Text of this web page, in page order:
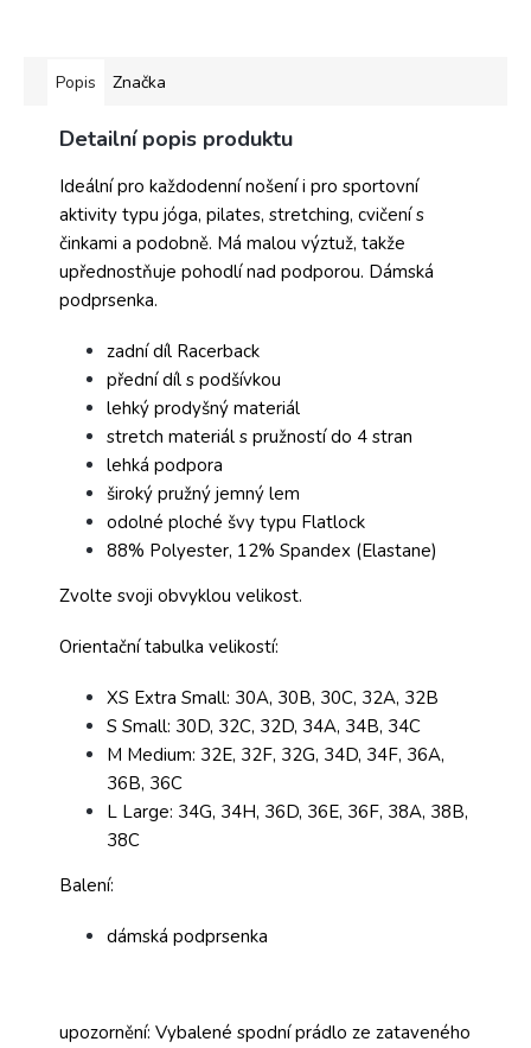
Popis Značka
Detailní popis produktu
Ideální pro každodenní nošení i pro sportovní
aktivity typu jóga, pilates, stretching, cvičení s
činkami a podobně. Má malou výztuž, takže
upřednostňuje pohodlí nad podporou. Dámská
podprsenka.
zadní díl Racerback
přední díl s podšívkou
lehký prodyšný materiál
stretch materiál s pružností do 4 stran
lehká podpora
široký pružný jemný lem
odolné ploché švy typu Flatlock
88% Polyester, 12% Spandex (Elastane)
Zvolte svoji obvyklou velikost.
Orientační tabulka velikostí:
XS Extra Small: 30A, 30B, 30C, 32A, 32B
S Small: 30D, 32C, 32D, 34A, 34B, 34C
M Medium: 32E, 32F, 32G, 34D, 34F, 36A,
36B, 36C
L Large: 34G, 34H, 36D, 36E, 36F, 38A, 38B,
38C
Balení:
dámská podprsenka
upozornění: Vybalené spodní prádlo ze zataveného